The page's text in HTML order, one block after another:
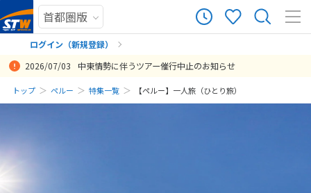
ログイン（新規登録）
まだ履歴がありません
2026/07/03 中東情勢に伴うツアー催行中止のお知らせ
トップ ペルー 特集一覧 【ペルー】一人旅（ひとり旅）